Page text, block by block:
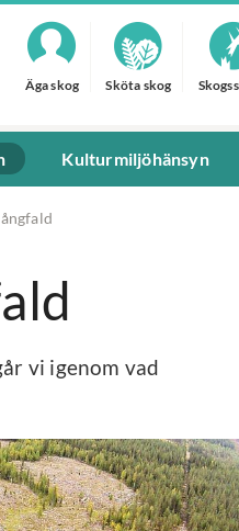
Äga skog Sköta skog
Kulturmiljöhänsyn
vi igenom vad